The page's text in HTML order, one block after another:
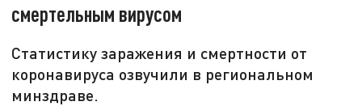
смертельным вирусом
Статистику заражения и смертности от
коронавируса озвучили в региональном
минздраве.